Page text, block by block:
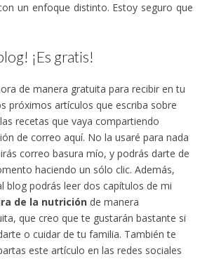
un enfoque distinto. Estoy seguro que
¡Es gratis!
de manera gratuita para recibir en tu
próximos artículos que escriba sobre
recetas que vaya compartiendo
de correo aquí. No la usaré para nada
correo basura mío, y podrás darte de
haciendo un sólo clic. Además,
blog podrás leer dos capítulos de mi
de la nutrición de manera
que creo que te gustarán bastante si
o cuidar de tu familia. También te
este artículo en las redes sociales